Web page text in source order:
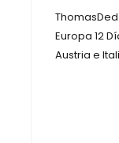
ThomasDed
Europa 12
Austria e